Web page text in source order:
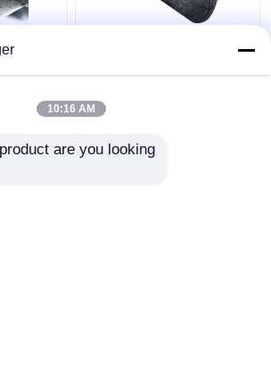
발사
격
선
최고의 가격
10:16 AM
are you looking